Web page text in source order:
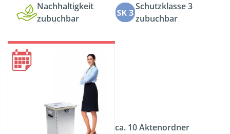
Nachhaltigkeit
zubuchbar
Schutzklasse 3
zubuchbar
ca. 10 Aktenordner